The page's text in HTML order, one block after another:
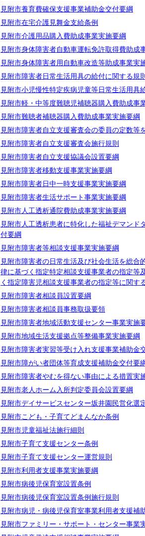
見附市養育費確保支援事業補助金交付要綱
見附市在宅介護見舞金支給条例
見附市介護用品購入費助成事業実施要綱
見附市身体障害者自動車運転免許取得費助成
見附市身体障害者用自動車改造等助成事業実
見附市障害者日常生活用具の給付に関する規則
見附市小児慢性特定疾病児童等日常生活用具
見附市軽・中等度難聴児補聴器購入費助成事
見附市難聴者補聴器購入費助成事業実施要綱
見附市障害者自立支援審査会の委員の定数等
見附市障害者自立支援審査会施行規則
見附市障害者自立支援協議会設置要綱
見附市障害者移動支援事業実施要綱
見附市障害者日中一時支援事業実施要綱
見附市障害者生活サポート事業実施要綱
見附市人工透析通院費助成事業実施要綱
見附市人工透析患者に特化した福祉デマンド
付要綱
見附市障害者等相談支援事業実施要綱
見附市障害者の日常生活及び社会生活を総合
律に基づく指定特定相談支援事業者の指定等
く指定障害児相談支援事業者の指定等に関す
見附市障害者相談員設置要綱
見附市障害者相談員事務取扱要領
見附市障害者地域活動支援センター事業実施
見附市地域生活支援拠点等整備事業実施要綱
見附市障害者実習等受け入れ支援事業補助金
見附市障がい者団体等育成支援補助金交付要
見附市障害者やむを得ない事由による措置実
見附市老人ホーム入所判定委員会設置要綱
見附市デイサービスセンター坂井園民営化選
見附市こども・子育てどまんなか条例
見附市児童福祉法施行細則
見附市子育て支援センター条例
見附市子育て支援センター運営規則
見附市利用者支援事業実施要綱
見附市病後児保育室設置条例
見附市病後児保育室設置条例施行規則
見附市病児・病後児保育室事業利用者支援補
見附市ファミリー・サポート・センター事業